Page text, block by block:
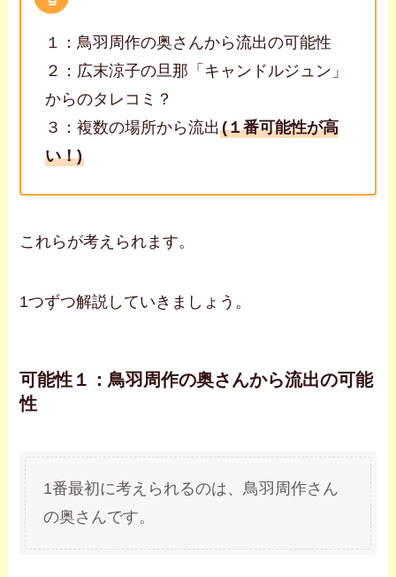
１：鳥羽周作の奥さんから流出の可能性
２：広末涼子の旦那「キャンドルジュン」
からのタレコミ？
３：複数の場所から流出(１番可能性が高
い！)
これらが考えられます。
1つずつ解説していきましょう。
可能性１：鳥羽周作の奥さんから流出の可能
性
1番最初に考えられるのは、鳥羽周作さん
の奥さんです。